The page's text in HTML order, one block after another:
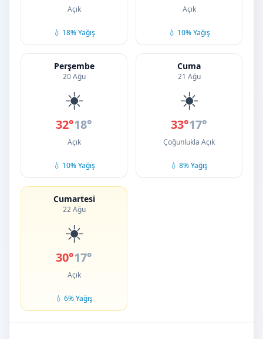
Açık
💧 18% Yağış
Açık
💧 10% Yağış
Perşembe
20 Ağu
☀️
32°18°
Açık
💧 10% Yağış
Cuma
21 Ağu
☀️
33°17°
Çoğunlukla Açık
💧 8% Yağış
Cumartesi
22 Ağu
☀️
30°17°
Açık
💧 6% Yağış